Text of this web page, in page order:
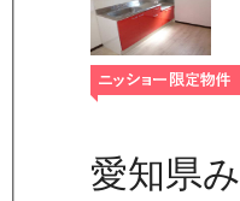
愛知県み